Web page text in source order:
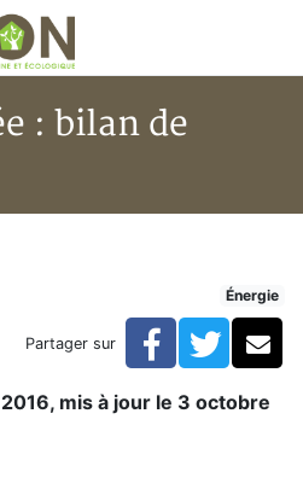
: bilan de
de l'architecte
: bilan de
Énergie
Partager sur Facebook
mis à jour le 3 octobre